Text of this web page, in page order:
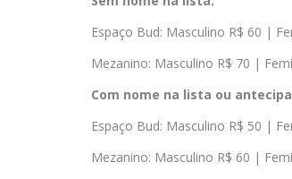
Espaço Bud: Masculino R$ 60 |
Mezanino: Masculino R$ 70 |
Com nome na lista ou
Espaço Bud: Masculino R$ 50 |
Mezanino: Masculino R$ 60 |